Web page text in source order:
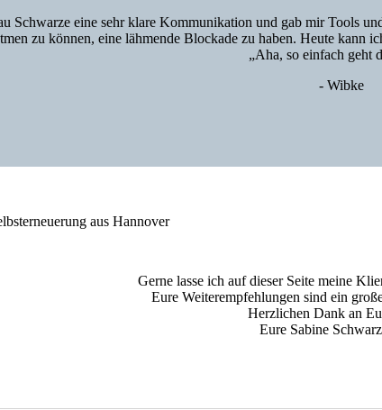
Schwarze eine sehr klare Kommunikation und gab mir Tools
zu können, eine lähmende Blockade zu haben. Heute
„Aha, so einfach geht
- Wibke
Gerne lasse ich auf dieser Seite meine
Eure Weiterempfehlungen sind ein
Herzlichen Dank an
Eure Sabine